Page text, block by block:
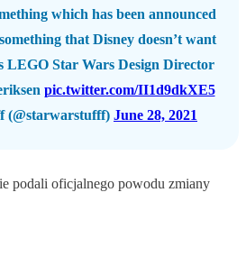
which has been announced
that Disney doesn’t want
LEGO Star Wars Design Director
pic.twitter.com/II1d9dkXE5
(@starwarstufff) June 28, 2021
podali oficjalnego powodu zmiany